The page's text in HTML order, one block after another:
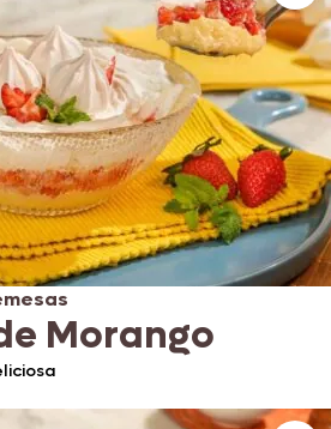
Morango